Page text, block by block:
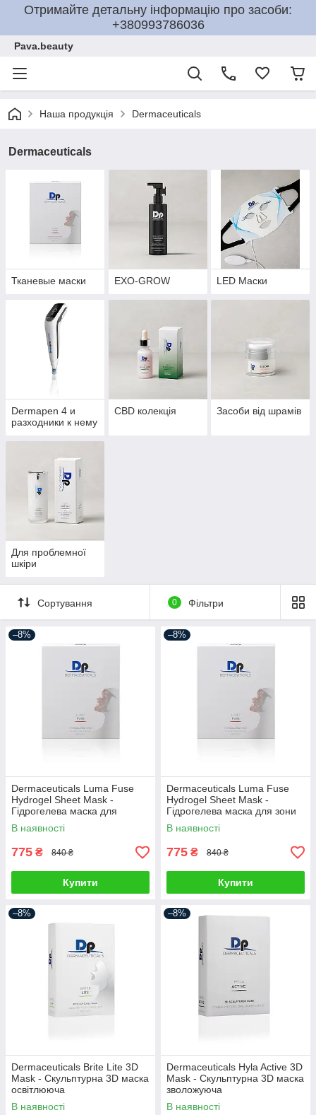
Отримайте детальну інформацію про засоби:
+380993786036
Pava.beauty
Наша продукція Dermaceuticals
Dermaceuticals
Тканевые маски EXO-GROW LED Маски
Dermapen 4 и
разходники к нему
CBD колекція Засоби від шрамів
Для проблемної
шкіри
Сортування 0 Фільтри
–8%
Dermaceuticals Luma Fuse
Hydrogel Sheet Mask -
Гідрогелева маска для
обличчя
В наявності
775 ₴ 840 ₴
Купити
–8%
Dermaceuticals Luma Fuse
Hydrogel Sheet Mask -
Гідрогелева маска для зони
декольте
В наявності
775 ₴ 840 ₴
Купити
–8%
Dermaceuticals Brite Lite 3D
Mask - Скульптурна 3D маска
освітлююча
В наявності
–8%
Dermaceuticals Hyla Active 3D
Mask - Скульптурна 3D маска
зволожуюча
В наявності